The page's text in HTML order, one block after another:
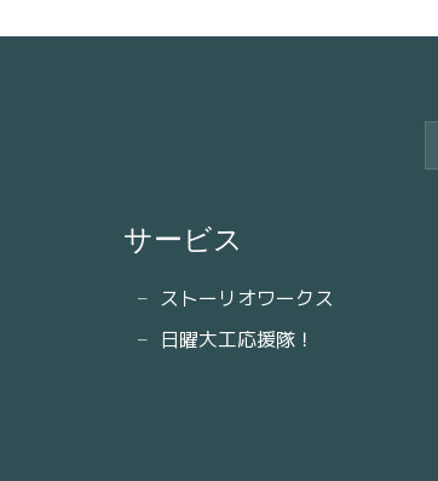
サービス
ストーリオワークス
日曜大工応援隊！